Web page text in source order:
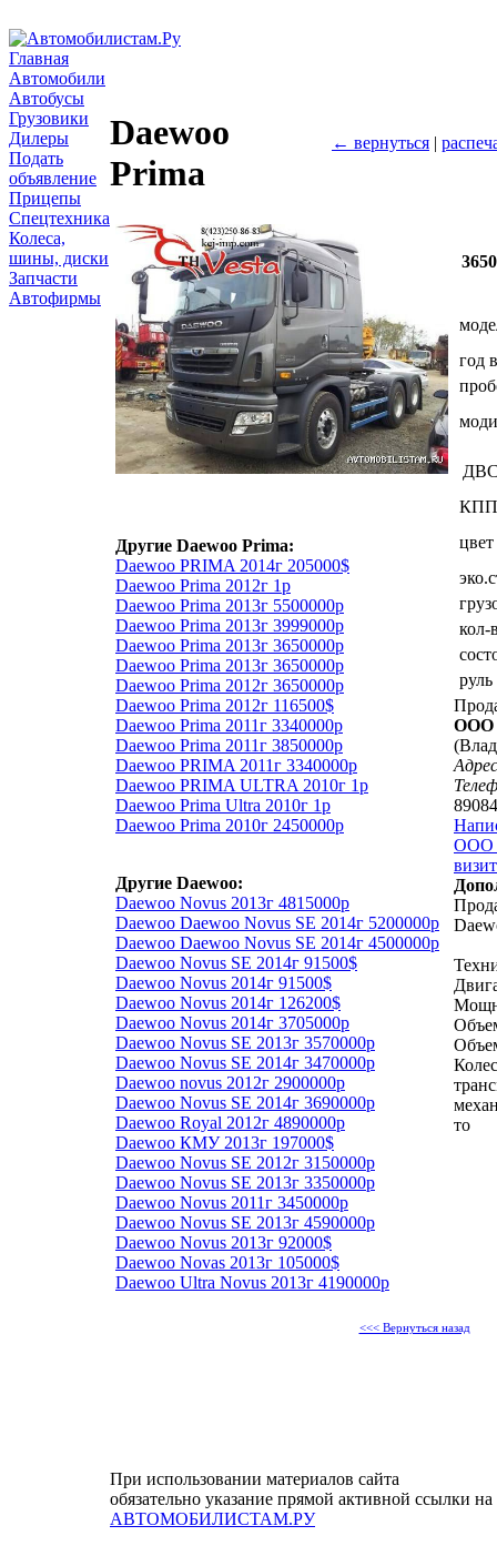
Главная
Автомобили
Автобусы
Грузовики
Дилеры
Подать
объявление
Прицепы
Спецтехника
Колеса,
шины, диски
Запчасти
Автофирмы
Daewoo
Prima
← вернуться |
Другие Daewoo Prima:
Daewoo PRIMA 2014г 205000$
Daewoo Prima 2012г 1р
Daewoo Prima 2013г 5500000р
Daewoo Prima 2013г 3999000р
Daewoo Prima 2013г 3650000р
Daewoo Prima 2013г 3650000р
Daewoo Prima 2012г 3650000р
Daewoo Prima 2012г 116500$
Daewoo Prima 2011г 3340000р
Daewoo Prima 2011г 3850000р
Daewoo PRIMA 2011г 3340000р
Daewoo PRIMA ULTRA 2010г 1р
Daewoo Prima Ultra 2010г 1р
Daewoo Prima 2010г 2450000р
Другие Daewoo:
Daewoo Novus 2013г 4815000р
Daewoo Daewoo Novus SE 2014г 5200000р
Daewoo Daewoo Novus SE 2014г 4500000р
Daewoo Novus SE 2014г 91500$
Daewoo Novus 2014г 91500$
Daewoo Novus 2014г 126200$
Daewoo Novus 2014г 3705000р
Daewoo Novus SE 2013г 3570000р
Daewoo Novus SE 2014г 3470000р
Daewoo novus 2012г 2900000р
Daewoo Novus SE 2014г 3690000р
Daewoo Royal 2012г 4890000р
Daewoo КМУ 2013г 197000$
Daewoo Novus SE 2012г 3150000р
Daewoo Novus SE 2013г 3350000р
Daewoo Novus 2011г 3450000р
Daewoo Novus SE 2013г 4590000р
Daewoo Novus 2013г 92000$
Daewoo Novas 2013г 105000$
Daewoo Ultra Novus 2013г 4190000р
год
КПП
цвет
кол-
руль
ООО
ООО
то
<<< Вернуться назад
При использовании материалов сайта
обязательно указание прямой активной ссылки на
АВТОМОБИЛИСТАМ.РУ